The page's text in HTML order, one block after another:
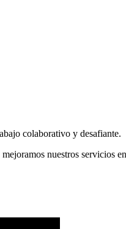
colaborativo y desafiante.
nuestros servicios